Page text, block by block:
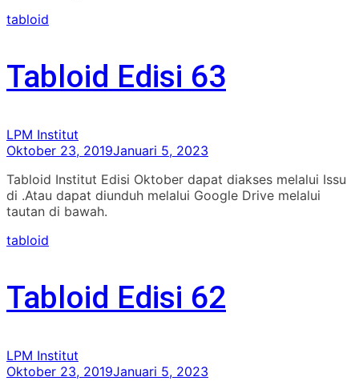
tabloid
Tabloid Edisi 63
LPM Institut
Oktober 23, 2019Januari 5, 2023
Tabloid Institut Edisi Oktober dapat diakses melalui Issu
di .Atau dapat diunduh melalui Google Drive melalui
tautan di bawah.
tabloid
Tabloid Edisi 62
LPM Institut
Oktober 23, 2019Januari 5, 2023